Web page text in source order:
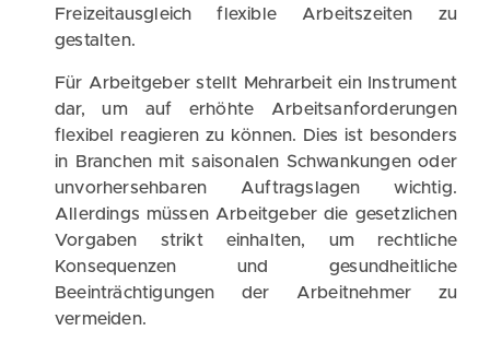
Freizeitausgleich flexible Arbeitszeiten zu
gestalten.
Für Arbeitgeber stellt Mehrarbeit ein Instrument
dar, um auf erhöhte Arbeitsanforderungen
flexibel reagieren zu können. Dies ist besonders
in Branchen mit saisonalen Schwankungen oder
unvorhersehbaren Auftragslagen wichtig.
Allerdings müssen Arbeitgeber die gesetzlichen
Vorgaben strikt einhalten, um rechtliche
Konsequenzen und gesundheitliche
Beeinträchtigungen der Arbeitnehmer zu
vermeiden.